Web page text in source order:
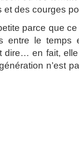
des courges
parce que
entre le temps
dire… en fait,
n’est